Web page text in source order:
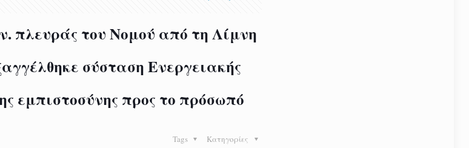
πλευράς του Nομού από τη Λίμνη
σύσταση Ενεργειακής
εμπιστοσύνης προς το πρόσωπό
Κατηγορίες
Tags